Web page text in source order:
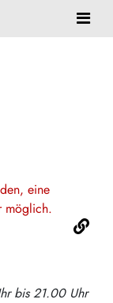
eine
möglich.
bis 21.00 Uhr